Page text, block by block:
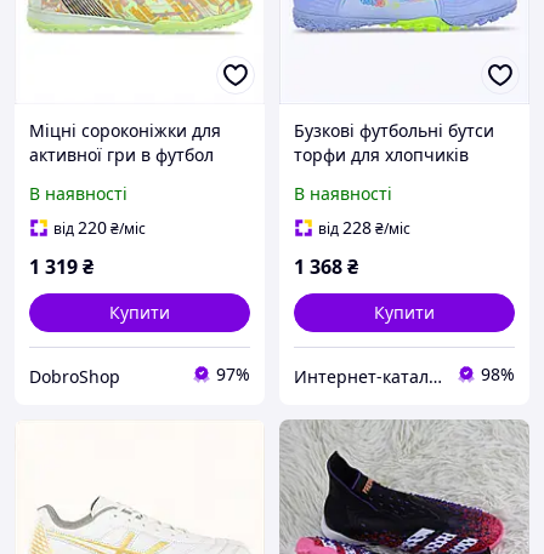
Міцні сороконіжки для
активної гри в футбол
В наявності
від220₴/міс
1 319₴
Купити
DobroShop 97%
Бузкові футбольні бутси
торфи для хлопчиків
В наявності
від228₴/міс
1 368₴
Купити
Интер​​нет-кат​алог с​​ки​​док "Модна Лавка" 98%